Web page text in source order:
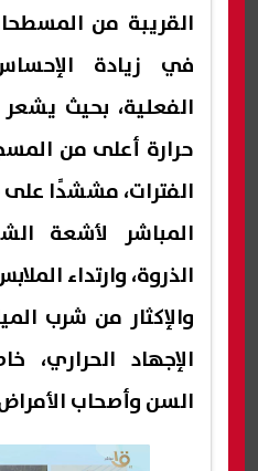
القريبة من
في زيادة
الفعلية، بحيث
حرارة أعلى من
الفترات، مششدًا
المباشر لأشعة
الذروة، وارتداء
والإكثار من شرب
الإجهاد الحراري،
السن وأصحاب